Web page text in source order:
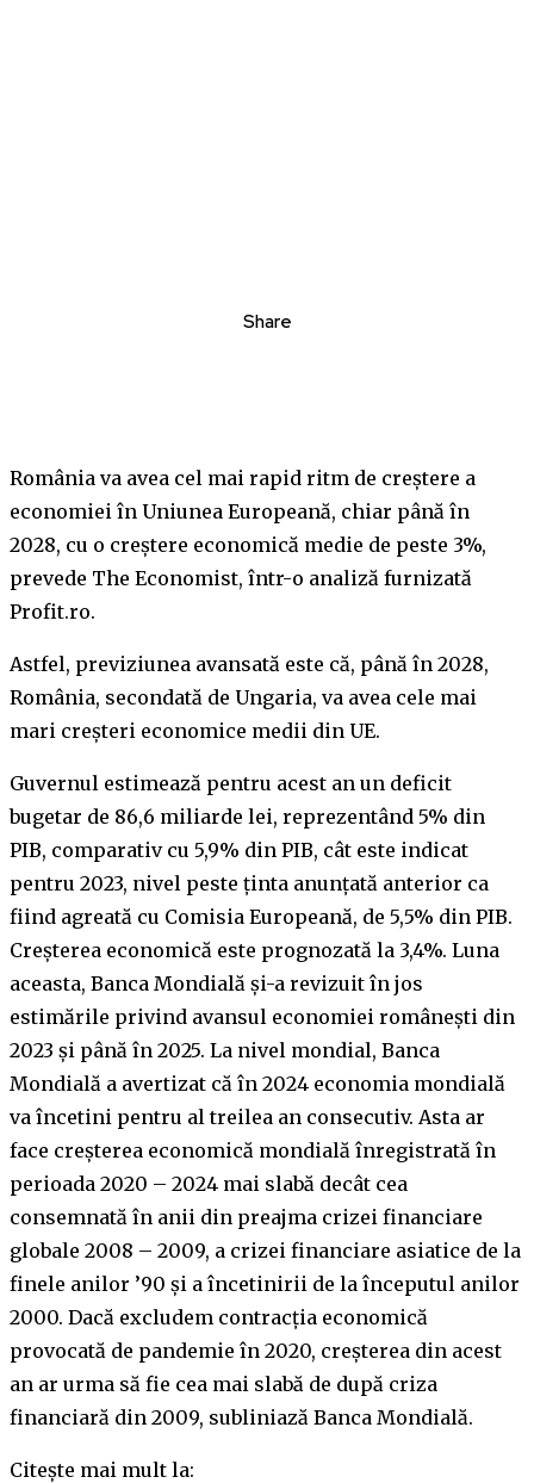
Share
România va avea cel mai rapid ritm de creștere a
economiei în Uniunea Europeană, chiar până în
2028, cu o creștere economică medie de peste 3%,
prevede The Economist, într-o analiză furnizată
Profit.ro.
Astfel, previziunea avansată este că, până în 2028,
România, secondată de Ungaria, va avea cele mai
mari creșteri economice medii din UE.
Guvernul estimează pentru acest an un deficit
bugetar de 86,6 miliarde lei, reprezentând 5% din
PIB, comparativ cu 5,9% din PIB, cât este indicat
pentru 2023, nivel peste ținta anunțată anterior ca
fiind agreată cu Comisia Europeană, de 5,5% din PIB.
Creșterea economică este prognozată la 3,4%. Luna
aceasta, Banca Mondială și-a revizuit în jos
estimările privind avansul economiei românești din
2023 și până în 2025. La nivel mondial, Banca
Mondială a avertizat că în 2024 economia mondială
va încetini pentru al treilea an consecutiv. Asta ar
face creșterea economică mondială înregistrată în
perioada 2020 – 2024 mai slabă decât cea
consemnată în anii din preajma crizei financiare
globale 2008 – 2009, a crizei financiare asiatice de la
finele anilor ’90 și a încetinirii de la începutul anilor
2000. Dacă excludem contracția economică
provocată de pandemie în 2020, creșterea din acest
an ar urma să fie cea mai slabă de după criza
financiară din 2009, subliniază Banca Mondială.
Citește mai mult la: